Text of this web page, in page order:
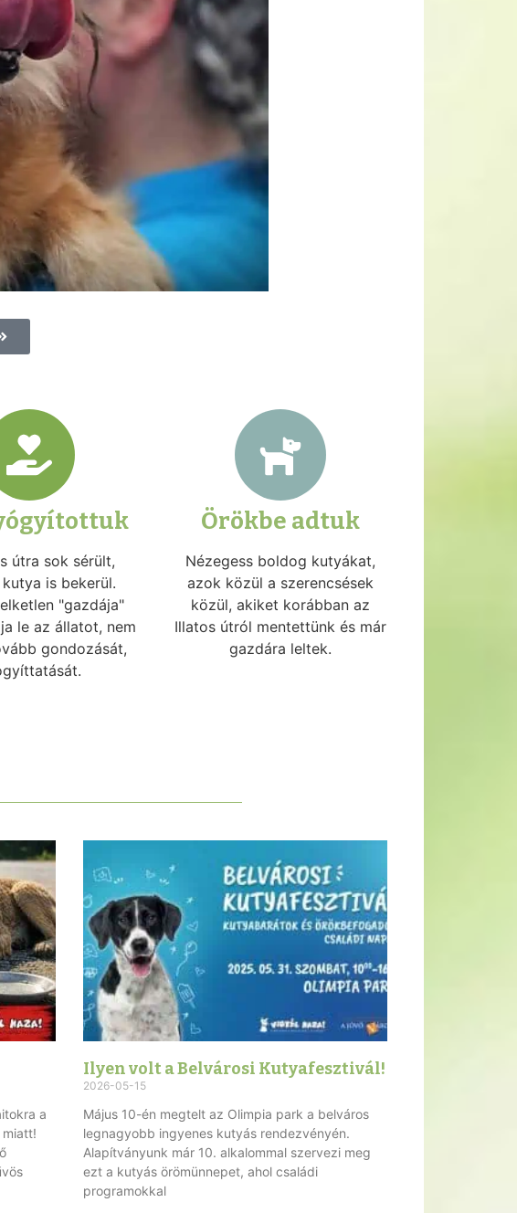
útra sok sérült,
is bekerül.
"gazdája"
le az állatot, nem
gondozását,
Örökbe adtuk
Nézegess boldog kutyákat,
azok közül a szerencsések
közül, akiket korábban az
Illatos útról mentettünk és már
gazdára leltek.
a
Ilyen volt a Belvárosi Kutyafesztivál!
2026-05-15
Május 10-én megtelt az Olimpia park a belváros
legnagyobb ingyenes kutyás rendezvényén.
Alapítványunk már 10. alkalommal szervezi meg
ezt a kutyás örömünnepet, ahol családi
programokkal